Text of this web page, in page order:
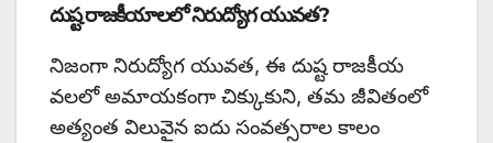
దుష్ట రాజకీయాలలో నిరుద్యోగ యువత?
నిజంగా నిరుద్యోగ యువత, ఈ దుష్ట రాజకీయ
వలలో అమాయకంగా చిక్కుకుని, తమ జీవితంలో
అత్యంత విలువైన ఐదు సంవత్సరాల కాలం